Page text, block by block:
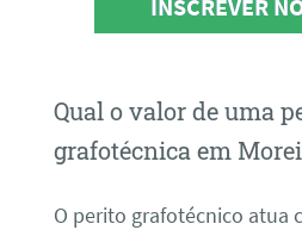
INSCREVER
Qual o valor de uma
grafotécnica em
O perito grafotécnico atua